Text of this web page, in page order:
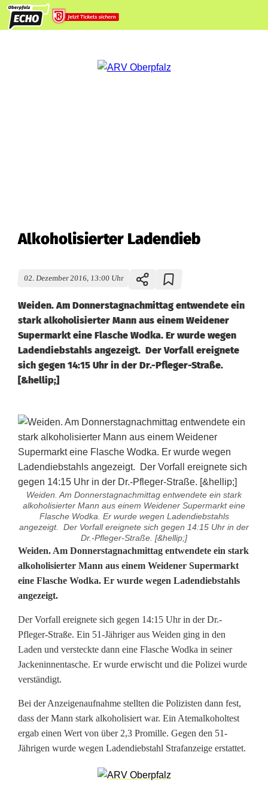
Alkoholisierter Ladendieb
02. Dezember 2016, 13:00 Uhr
Weiden. Am Donnerstagnachmittag entwendete ein
stark alkoholisierter Mann aus einem Weidener
Supermarkt eine Flasche Wodka. Er wurde wegen
Ladendiebstahls angezeigt. Der Vorfall ereignete
sich gegen 14:15 Uhr in der Dr.-Pfleger-Straße.
[&hellip;]
Weiden. Am Donnerstagnachmittag entwendete ein stark
alkoholisierter Mann aus einem Weidener Supermarkt eine
Flasche Wodka. Er wurde wegen Ladendiebstahls
angezeigt. Der Vorfall ereignete sich gegen 14:15 Uhr in der
Dr.-Pfleger-Straße. [&hellip;]
A
l
k
o
h
o
i
s
Weiden. Am Donnerstagnachmittag entwendete ein stark
alkoholisierter Mann aus einem Weidener Supermarkt
eine Flasche Wodka. Er wurde wegen Ladendiebstahls
angezeigt.
Der Vorfall ereignete sich gegen 14:15 Uhr in der Dr.-
Pfleger-Straße. Ein 51-Jähriger aus Weiden ging in den
Laden und versteckte dann eine Flasche Wodka in seiner
Jackeninnentasche. Er wurde erwischt und die Polizei wurde
verständigt.
Bei der Anzeigenaufnahme stellten die Polizisten dann fest,
dass der Mann stark alkoholisiert war. Ein Atemalkoholtest
ergab einen Wert von über 2,3 Promille. Gegen den 51-
Jährigen wurde wegen Ladendiebstahl Strafanzeige erstattet.